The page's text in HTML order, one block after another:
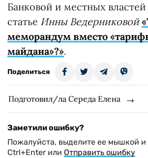
Банковой и местных властей
статье Инны Ведерниковой
меморандум вместо
майдана»?».
Поделиться
Подготовил/ла Середа Елена
Заметили ошибку?
Пожалуйста, выделите ее мышкой
Ctrl+Enter или Отправить ошибку